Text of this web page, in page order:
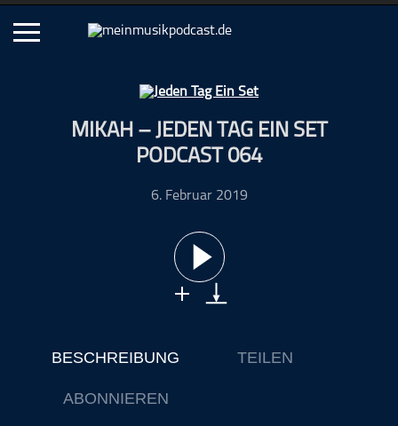
Alle Podcasts
Musikrezensionen
MIKAH – JEDEN TAG EIN SET
PODCAST 064
6. Februar 2019
BESCHREIBUNG TEILEN
ABONNIEREN